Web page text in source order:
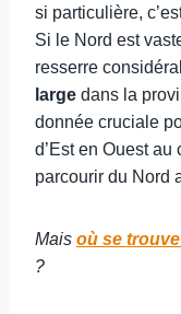
si particulière,
Si le Nord est
resserre
large dans la
donnée cruciale
d’Est en Ouest
parcourir du Nord
Mais où se
?